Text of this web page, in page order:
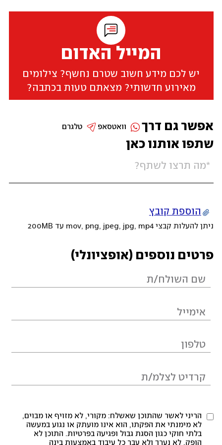
המייל האדום
יש לכם מידע חשוב שטרם נחשף? צילומים
מאירוע חדשותי? מצאתם טעות בכתבה?
שתפו אותנו כאן
הוספת קובץ
ניתן להעלות קבצי mov, png, jpeg, jpg, mp4 עד 200MB
פרטים נוספים (אופציונלי)
הריני לאשר שהתוכן שאשלח: מקורי, לא מזויף או מבוים,
לא מימנתי את הפקתו, הוא אינו מועתק או נגוע במעשה
בלתי חוקי כגון הסגת גבול ופגיעה בפרטיות. התוכן לא
הופק, לא נערך ולא עבר כל עיבוד באמצעות בינה
אפשר גם דרך טלגרם וואטסאפ